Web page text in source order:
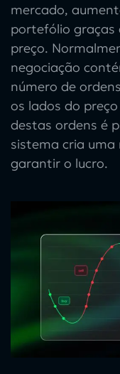
mercado,
portefólio graças
preço.
negociação
número de
os lados do
destas ordens é
sistema cria
garantir o lucro.